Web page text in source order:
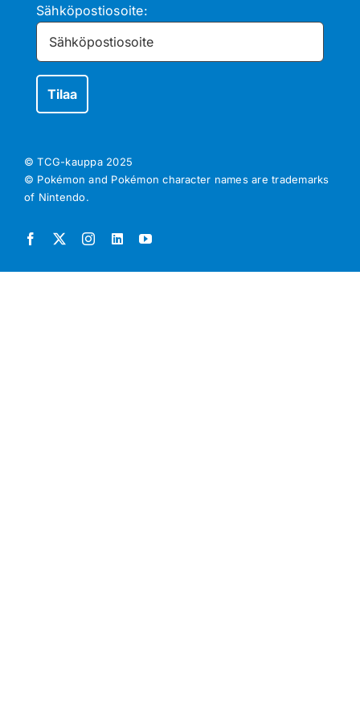
Sähköpostiosoite:
© TCG-kauppa 2025
© Pokémon and Pokémon character names are trademarks
of Nintendo.